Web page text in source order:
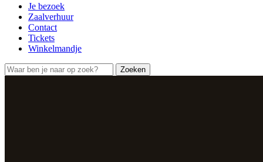
Je bezoek
Zaalverhuur
Contact
Tickets
Winkelmandje
Zoeken